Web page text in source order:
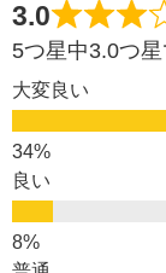
3.0
5つ星中3.0つ
大変良い
良い